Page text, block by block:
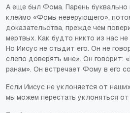
А еще был Фома. Парень буквально
клеймо «Фомы неверующего»,
доказательства, прежде чем
мертвых. Как будто никто из нас
Но Иисус не стыдит его. Он не
слепо доверять мне». Он говорит:
ранам». Он встречает Фому в его
Если Иисус не уклоняется от
мы можем перестать уклоняться от